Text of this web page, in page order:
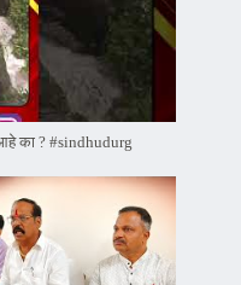
का ? #sindhudurg